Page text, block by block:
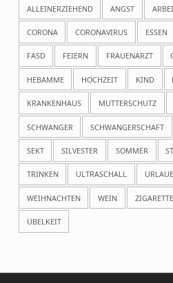
ALLEINERZIEHEND ANGST
CORONA CORONAVIRUS ESSEN
FASD FEIERN FRAUENARZT
HEBAMME HOCHZEIT KIND
KRANKENHAUS MUTTERSCHUTZ
SCHWANGER SCHWANGERSCHAFT
SEKT SILVESTER SOMMER
TRINKEN ULTRASCHALL
WEIHNACHTEN WEIN
ÜBELKEIT
Beitragsnavigation